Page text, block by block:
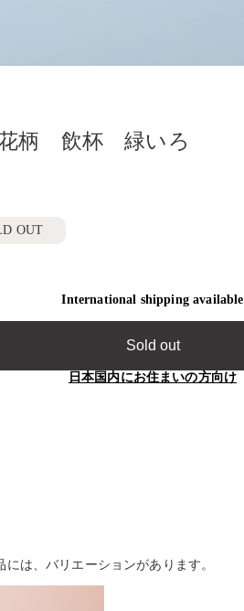
花柄 飲杯 緑いろ
OUT
International shipping available
Sold out
日本国内にお住まいの方向け
には、バリエーションがあります。